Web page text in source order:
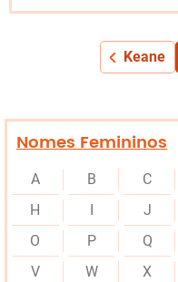
Keane
Nomes Femininos
A B C
H
J
O
P Q
V
W X